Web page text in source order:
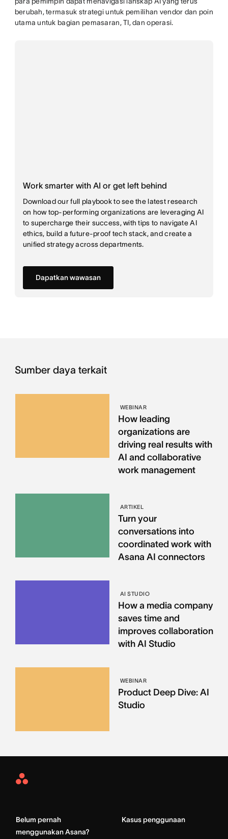
berubah, termasuk strategi untuk pemilihan vendor dan poin
utama untuk bagian pemasaran, TI, dan operasi.
Work smarter with AI or get left behind
Download our full playbook to see the latest research
on how top-performing organizations are leveraging AI
to supercharge their success, with tips to navigate AI
ethics, build a future-proof tech stack, and create a
unified strategy across departments.
Dapatkan wawasan
Sumber daya terkait
WEBINAR
How leading
organizations are
driving real results with
AI and collaborative
work management
ARTIKEL
Turn your
conversations into
coordinated work with
Asana AI connectors
AI STUDIO
How a media company
saves time and
improves collaboration
with AI Studio
WEBINAR
Product Deep Dive: AI
Studio
Asana
Belum pernah
menggunakan Asana?
Kasus penggunaan